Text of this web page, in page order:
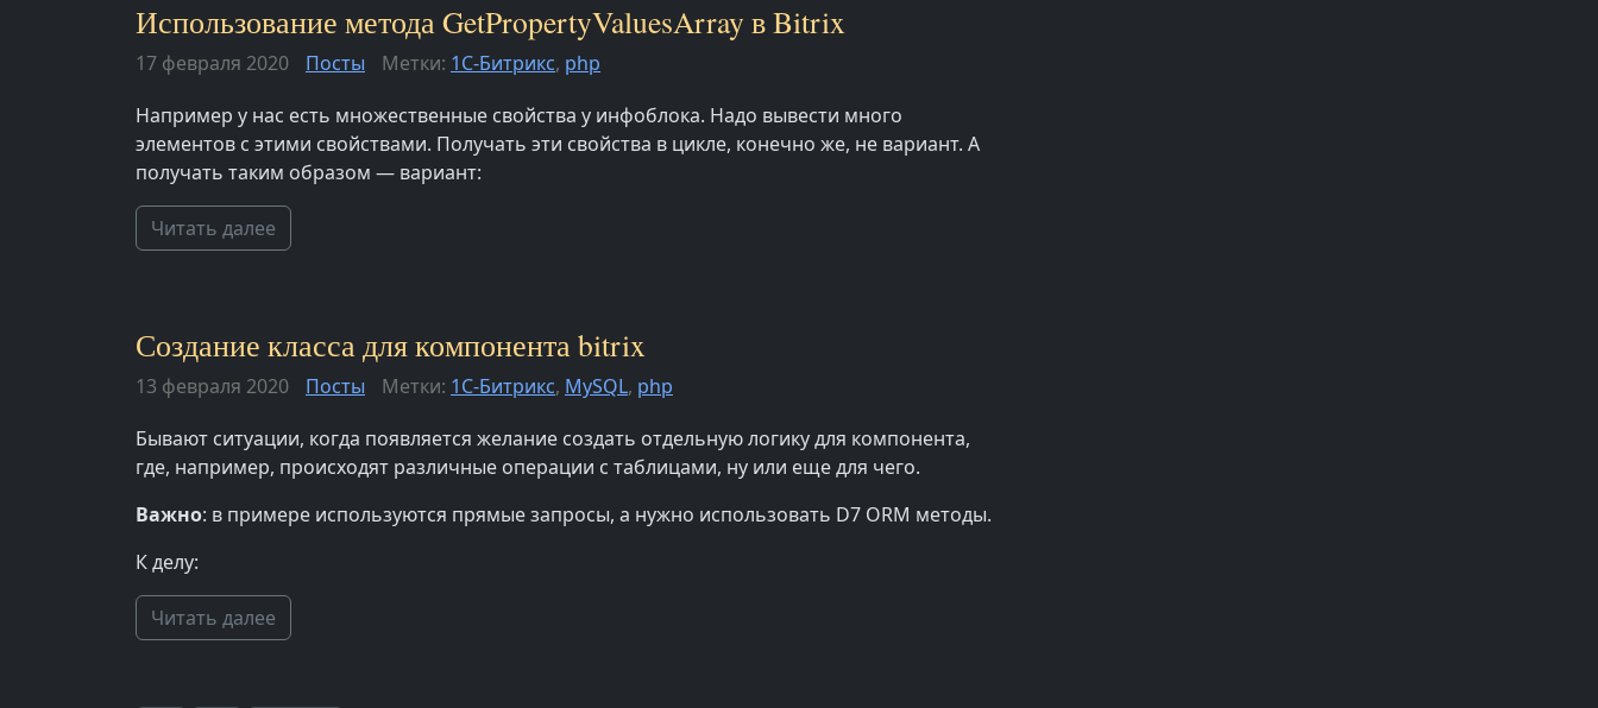
Использование метода GetPropertyValuesArray в Bitrix
17 февраля 2020 Посты Метки: 1С-Битрикс, php
Например у нас есть множественные свойства у инфоблока. Надо вывести много
элементов с этими свойствами. Получать эти свойства в цикле, конечно же, не вариант. А
получать таким образом — вариант:
Читать далее
Создание класса для компонента bitrix
13 февраля 2020 Посты Метки: 1С-Битрикс, MySQL, php
Бывают ситуации, когда появляется желание создать отдельную логику для компонента,
где, например, происходят различные операции с таблицами, ну или еще для чего.
Важно: в примере используются прямые запросы, а нужно использовать D7 ORM методы.
К делу:
Читать далее